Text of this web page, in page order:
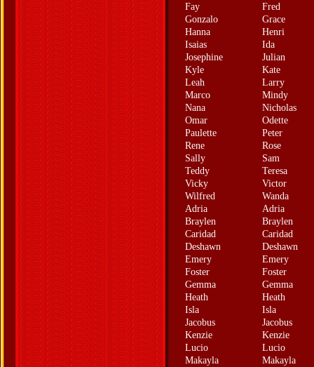
Fay
Fred
Gonzalo
Grace
Hanna
Henri
Isaias
Ida
Josephine
Julian
Kyle
Kate
Leah
Larry
Marco
Mindy
Nana
Nicholas
Omar
Odette
Paulette
Peter
Rene
Rose
Sally
Sam
Teddy
Teresa
Vicky
Victor
Wilfred
Wanda
Adria
Adria
Braylen
Braylen
Caridad
Caridad
Deshawn
Deshawn
Emery
Emery
Foster
Foster
Gemma
Gemma
Heath
Heath
Isla
Isla
Jacobus
Jacobus
Kenzie
Kenzie
Lucio
Lucio
Makayla
Makayla